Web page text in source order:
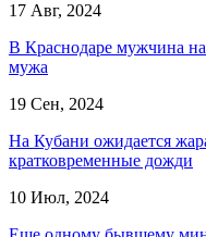
17 Авг, 2024
В Краснодаре мужчина
мужа
19 Сен, 2024
На Кубани ожидается
кратковременные дожди
10 Июл, 2024